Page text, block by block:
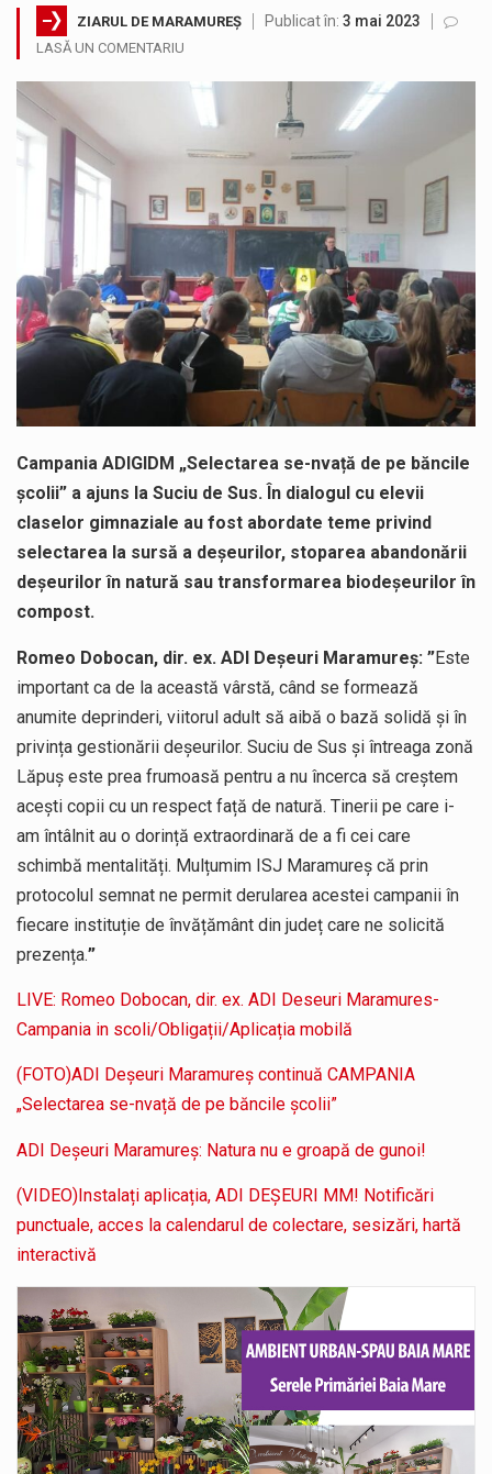
Noile statii de călători, achizitionate la preț de garsonieră per bucată, dezamăgesc total cetățenii care folosesc mijloacele de transport în…
Municipiul Baia Mare, prin Serviciul Public Comunitar Local de Evidență a Persoanelor - Serviciul Evidența Persoanelor, îi informează pe cetățenii…
Proiectul pentru reconstrucția definitivă a podului peste râul Săsar din Baia Mare avansează într-o nouă etapă concretă. După asigurarea finanțării…
ZIARUL DE MARAMUREȘ Publicat în: 3 mai 2023
LASĂ UN COMENTARIU
Campania ADIGIDM „Selectarea se-nvață de pe băncile
școlii” a ajuns la Suciu de Sus. În dialogul cu elevii
claselor gimnaziale au fost abordate teme privind
selectarea la sursă a deșeurilor, stoparea abandonării
deșeurilor în natură sau transformarea biodeșeurilor în
compost.
Romeo Dobocan, dir. ex. ADI Deșeuri Maramureș: ”Este
important ca de la această vârstă, când se formează
anumite deprinderi, viitorul adult să aibă o bază solidă și în
privința gestionării deșeurilor. Suciu de Sus și întreaga zonă
Lăpuș este prea frumoasă pentru a nu încerca să creștem
acești copii cu un respect față de natură. Tinerii pe care i-
am întâlnit au o dorință extraordinară de a fi cei care
schimbă mentalități. Mulțumim ISJ Maramureș că prin
protocolul semnat ne permit derularea acestei campanii în
fiecare instituție de învățământ din județ care ne solicită
prezența.”
LIVE: Romeo Dobocan, dir. ex. ADI Deseuri Maramures-
Campania in scoli/Obligații/Aplicația mobilă
(FOTO)ADI Deșeuri Maramureș continuă CAMPANIA
„Selectarea se-nvață de pe băncile școlii”
ADI Deșeuri Maramureș: Natura nu e groapă de gunoi!
(VIDEO)Instalați aplicația, ADI DEȘEURI MM! Notificări
punctuale, acces la calendarul de colectare, sesizări, hartă
interactivă